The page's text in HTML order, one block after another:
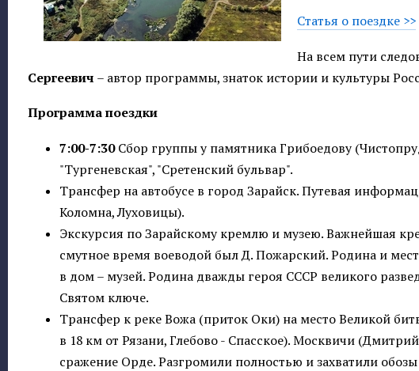
Статья о поездке >>
На всем пути
Сергеевич – автор программы, знаток истории и культуры
Программа поездки
7:00-7:30Сбор группы у памятника Грибоедову
"Тургеневская", "Сретенский бульвар".
Трансфер на автобусе в город Зарайск. Путевая
Коломна, Луховицы).
Экскурсия по Зарайскому кремлю и музею. Важнейшая
смутное время воеводой был Д. Пожарский. Родина и
в дом – музей. Родина дважды героя СССР великого
Святом ключе.
Трансфер к реке Вожа (приток Оки) на место Великой
в 18 км от Рязани, Глебово - Спасское). Москвичи
сражение Орде. Разгромили полностью и захватили